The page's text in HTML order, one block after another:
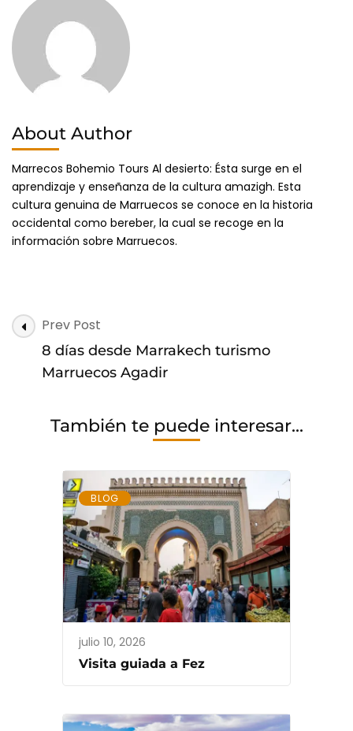
About Author
Marrecos Bohemio Tours Al desierto: Ésta surge en el
aprendizaje y enseñanza de la cultura amazigh. Esta
cultura genuina de Marruecos se conoce en la historia
occidental como bereber, la cual se recoge en la
información sobre Marruecos.
Post
Navigation
Prev Post
8 días desde Marrakech turismo
Marruecos Agadir
También te puede interesar...
BLOG
julio 10, 2026
Visita guiada a Fez